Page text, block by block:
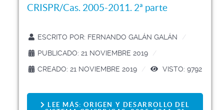
CRISPR/Cas. 2005-2011. 2ª parte
ESCRITO POR: FERNANDO GALÁN GALÁN
PUBLICADO: 21 NOVIEMBRE 2019
CREADO: 21 NOVIEMBRE 2019
VISTO: 9792
LEE MÁS: ORIGEN Y DESARROLLO DEL